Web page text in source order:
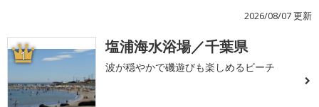
2026/08/07 更新
1 塩浦海水浴場／千葉県
波が穏やかで磯遊びも楽しめるビーチ